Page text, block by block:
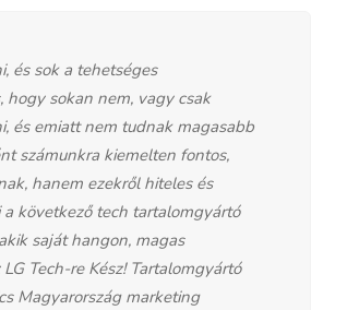
és sok a tehetséges
hogy sokan nem, vagy csak
és emiatt nem tudnak magasabb
számunkra kiemelten fontos,
hanem ezekről hiteles és
következő tech tartalomgyártó
saját hangon, magas
Tech-re Kész! Tartalomgyártó
Magyarország marketing